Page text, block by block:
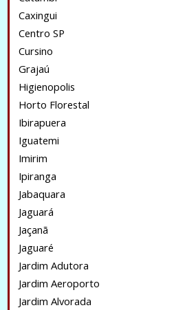
Caxingui
Centro SP
Cursino
Grajaú
Higienopolis
Horto Florestal
Ibirapuera
Iguatemi
Imirim
Ipiranga
Jabaquara
Jaguará
Jaçanã
Jaguaré
Jardim Adutora
Jardim Aeroporto
Jardim Alvorada